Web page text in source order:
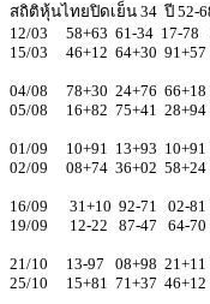
สถิติหุ้นไทยปิดเย็น 34 ปี 52-
12/03 58+63 61-34 17-78
15/03 46+12 64+30 91+57
04/08 78+30 24+76 66+18
05/08 16+82 75+41 28+94
01/09 10+91 13+93 10+91
02/09 08+74 36+02 58+24
16/09 31+10 92-71 02-81
19/09 12-22 87-47 64-70
21/10 13-97 08+98 21+11
25/10 15+81 71+37 46+12